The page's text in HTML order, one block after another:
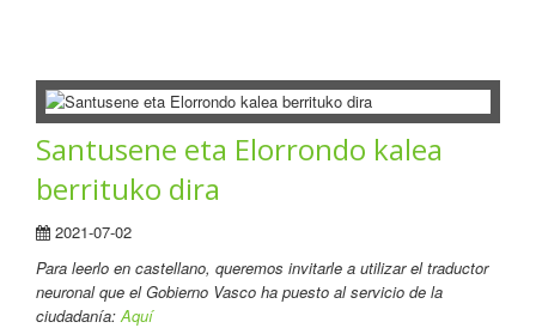
Santusene eta Elorrondo kalea
berrituko dira
2021-07-02
Para leerlo en castellano, queremos invitarle a utilizar el traductor
neuronal que el Gobierno Vasco ha puesto al servicio de la
ciudadanía:Aquí